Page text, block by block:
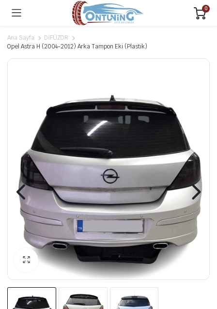
0
Ana Sayfa
DİFÜZÖR
Opel Astra H (2004-2012) Arka Tampon Eki (Plastik)